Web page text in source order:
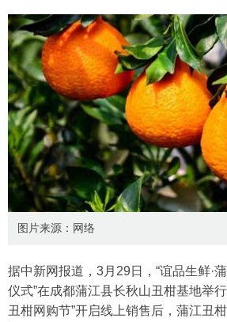
图片来源：网络
据中新网报道，3月29日，“谊品生鲜·
仪式”在成都蒲江县长秋山丑柑基地举
丑柑网购节”开启线上销售后，蒲江丑